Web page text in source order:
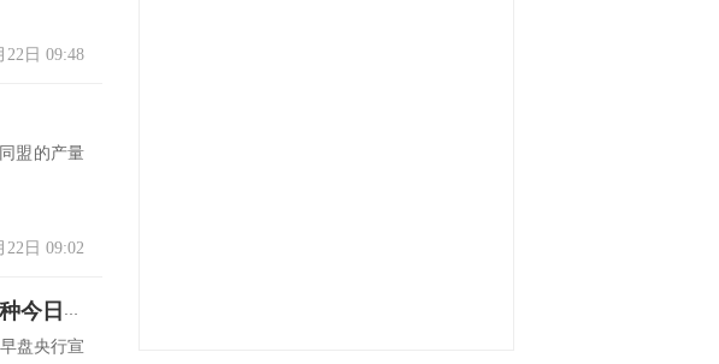
22日 09:48
盟的产量
22日 09:02
小美金融：产业早报 | 黑色整体拉涨后，26大品种今日如何布局
盘央行宣